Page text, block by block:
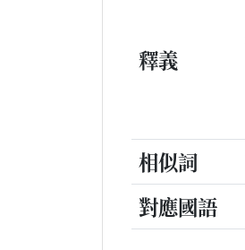
釋義
相似詞
對應國語